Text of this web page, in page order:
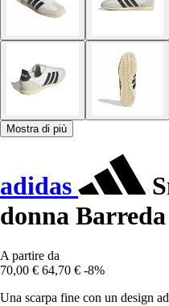
Mostra di più
adidas
donna Barreda
A partire da
70,00 € 64,70 € -8%
Una scarpa fine con un design